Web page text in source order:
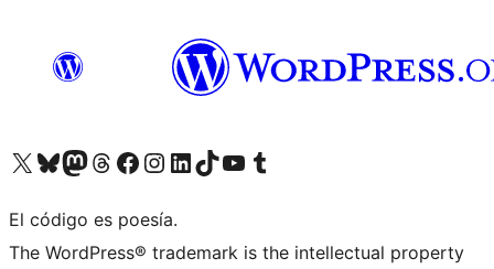
Visita nuestra cuenta de X (anteriormente Twitter)
Visita nuestra cuenta de Bluesky
Visita nuestra cuenta de Mastodon
Visita nuestra cuenta de Threads
Visita nuestra página de Facebook
Visita nuestra cuenta de Instagram
Visita nuestra cuenta de LinkedIn
Visita nuestra cuenta de TikTok
Visita nuestro canal de YouTube
Visita nuestra cuenta de Tumblr
El código es poesía.
The WordPress® trademark is the intellectual property